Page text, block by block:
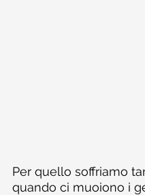
Per quello soffriamo
quando ci muoiono i